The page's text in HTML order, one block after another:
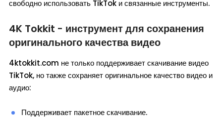
свободно использовать TikTok и связанные инструменты.
4K Tokkit - инструмент для сохранения
оригинального качества видео
4ktokkit.com не только поддерживает скачивание видео
TikTok, но также сохраняет оригинальное качество видео и
аудио:
Поддерживает пакетное скачивание.